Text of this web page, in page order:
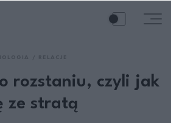
rozstaniu, czyli jak
ze stratą